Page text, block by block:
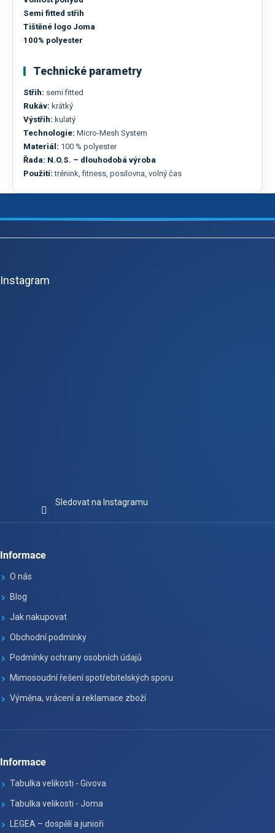
Semi fitted střih
Tištěné logo Joma
100% polyester
Technické parametry
Střih: semi fitted
Rukáv: krátký
Výstřih: kulatý
Technologie: Micro-Mesh System
Materiál: 100 % polyester
Řada: N.O.S. – dlouhodobá výroba
Použití: trénink, fitness, posilovna, volný čas
Z
Instagram
Sledovat na Instagramu
Informace
O nás
Blog
Jak nakupovat
Obchodní podmínky
Podmínky ochrany osobních údajů
Mimosoudní řešení spotřebitelských sporu
Výměna, vrácení a reklamace zboží
Informace
Tabulka velikosti - Givova
Tabulka velikosti - Joma
LEGEA – dospělí a junioři